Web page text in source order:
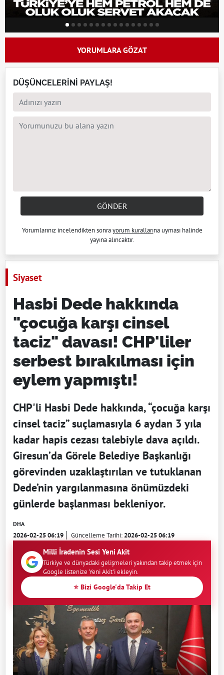
YORUMLARA GÖZAT
DÜŞÜNCELERİNİ PAYLAŞ!
GÖNDER
Yorumlarınız incelendikten sonrayorum kurallarına uyması halinde
yayına alıncaktır.
Siyaset
Hasbi Dede hakkında
"çocuğa karşı cinsel
taciz" davası! CHP'liler
serbest bırakılması için
eylem yapmıştı!
CHP'li Hasbi Dede hakkında, “çocuğa karşı
cinsel taciz” suçlamasıyla 6 aydan 3 yıla
kadar hapis cezası talebiyle dava açıldı.
Giresun’da Görele Belediye Başkanlığı
görevinden uzaklaştırılan ve tutuklanan
Dede’nin yargılanmasına önümüzdeki
günlerde başlanması bekleniyor.
DHA
2026-02-25 06:19 Güncelleme Tarihi:2026-02-25 06:19
Milli İradenin Sesi Yeni Akit
Türkiye ve dünyadaki gelişmeleri yakından takip etmek için
Google listenize Yeni Akit'i ekleyin.
⭐ Bizi Google'da Takip Et